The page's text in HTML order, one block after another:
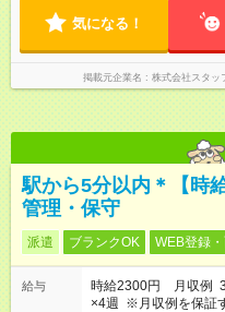
気になる！
掲載元企業名 株式会社スタ
駅から5分以内＊【時
管理・保守
派遣 ブランクOK WEB登録
給与
時給2300円 月収例
×4週 ※月収例を保証